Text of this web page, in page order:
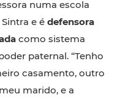
numa escola
e é defensora
como sistema
paternal. “Tenho
casamento, outro
marido, e a